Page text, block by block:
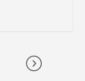
Go to next